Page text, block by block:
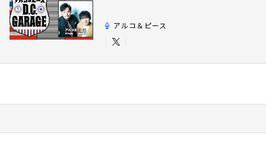
アルコ＆ピース